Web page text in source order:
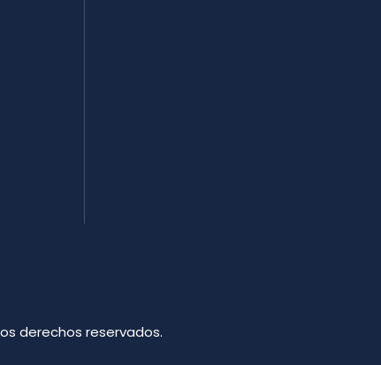
derechos reservados.